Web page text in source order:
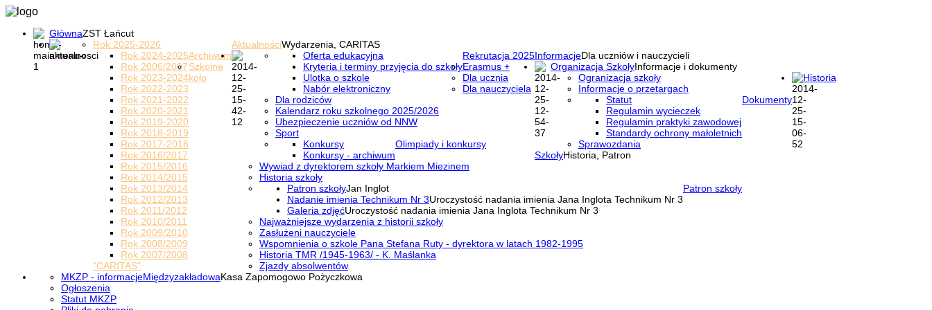
GłównaZST Łańcut
AktualnościWydarzenia, CARITAS
Rok 2025-2026
Archiwum
Rok 2024-2025
Rok 2006/2007
Rok 2023-2024
Rok 2022-2023
Rok 2021-2022
Rok 2020-2021
Rok 2019-2020
Rok 2018-2019
Rok 2017-2018
Rok 2016/2017
Rok 2015/2016
Rok 2014/2015
Rok 2013/2014
Rok 2012/2013
Rok 2011/2012
Rok 2010/2011
Rok 2009/2010
Rok 2008/2009
Rok 2007/2008
Szkolne
koło
"CARITAS"
InformacjeDla uczniów i nauczycieli
Rekrutacja 2025
Oferta edukacyjna
Kryteria i terminy przyjęcia do szkoły
Ulotka o szkole
Nabór elektroniczny
Erasmus +
Dla ucznia
Dla nauczyciela
Dla rodziców
Kalendarz roku szkolnego 2025/2026
Ubezpieczenie uczniów od NNW
Sport
Olimpiady i konkursy
Konkursy
Konkursy - archiwum
Organizacja SzkołyInformacje i dokumenty
Ogranizacja szkoły
Informacje o przetargach
Dokumenty
Statut
Regulamin wycieczek
Regulamin praktyki zawodowej
Standardy ochrony małoletnich
Sprawozdania
Historia
SzkołyHistoria, Patron
Wywiad z dyrektorem szkoły Markiem Miezinem
Historia szkoły
Patron szkoły
Patron szkołyJan Inglot
Nadanie imienia Technikum Nr 3Uroczystość nadania imienia Jana Inglota Technikum Nr 3
Galeria zdjęćUroczystość nadania imienia Jana Inglota Technikum Nr 3
Najważniejsze wydarzenia z historii szkoły
Zasłużeni nauczyciele
Wspomnienia o szkole Pana Stefana Ruty - dyrektora w latach 1982-1995
Historia TMR /1945-1963/ - K. Maślanka
Zjazdy absolwentów
MiędzyzakładowaKasa Zapomogowo Pożyczkowa
MKZP - informacje
Ogłoszenia
Statut MKZP